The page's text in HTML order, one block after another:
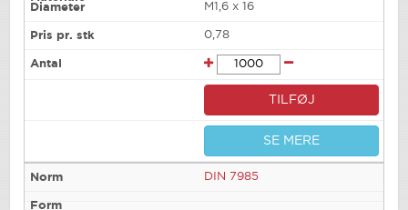
M1,6 x 16
0,78
TILFØJ
SE MERE
DIN 7985